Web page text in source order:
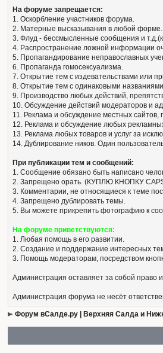
На форуме запрещается:
1. Оскорбление участников форума.
2. Матерные высказывания в любой
3. Флуд - бессмысленные сообщения и
4. Распространение ложной информации
5. Пропагандирование неправославных
6. Пропаганда гомосексуализма.
7. Открытие тем с издевательствами или
8. Открытие тем с одинаковыми
9. Производство любых действий,
10. Обсуждение действий модераторов и
11. Реклама и обсуждение местных сайтов,
12. Реклама и обсуждение любых
13. Реклама любых товаров и услуг за
14. Дублирование ников. Один
При публикации тем и сообщений:
1. Сообщение обязано быть написано
2. Запрещено орать. (КУПЛЮ КНОПКУ
3. Комментарии, не относящиеся к теме
4. Запрещено дублировать темы.
5. Вы можете прикрепить фотографию к
На форуме приветствуются:
1. Любая помощь в его развитии.
2. Создание и поддержание интересных
3. Помощь модераторам, посредством
Администрация оставляет за собой
Администрация форума не несёт
Форум вСалде.ру | Верхняя Салда и